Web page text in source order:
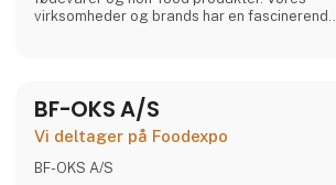
virksomheder og brands har en fascinerende
rækkevidde. Gennem strategisk samarbejde
tilbyder Asian Food Group det mest
komplette produktsortiment fra Asien. Vi
fra lande som Vietnam, Kina, Indonesien, Tha
BF-OKS A/S
Vi deltager på Foodexpo
BF-OKS A/S